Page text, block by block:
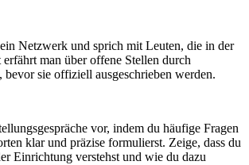
Netzwerk und sprich mit Leuten, die in der
man über offene Stellen durch
sie offiziell ausgeschrieben werden.
vor, indem du häufige Fragen
klar und präzise formulierst. Zeige, dass du
Einrichtung verstehst und wie du dazu